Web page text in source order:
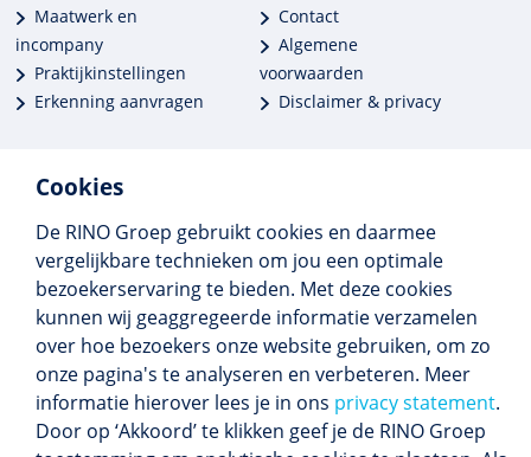
Cookies
De RINO Groep gebruikt cookies en daarmee
vergelijkbare technieken om jou een optimale
bezoekerservaring te bieden. Met deze cookies
kunnen wij geaggregeerde informatie verzamelen
over hoe bezoekers onze website gebruiken, om zo
onze pagina's te analyseren en verbeteren. Meer
informatie hierover lees je in ons privacy statement.
Door op ‘Akkoord’ te klikken geef je de RINO Groep
Maatwerk en
incompany
Praktijkinstellingen
Erkenning aanvragen
Contact
Algemene
voorwaarden
Disclaimer & privacy
Meer dan 250 opleidingen
Alle BIG-opleidingen in huis
Cedeo-erkend en CRKBO-geregistreerd
Gemiddelde beoordeling 8,4
Volg ons